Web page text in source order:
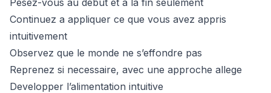
Pesez-vous au debut et a la fin seulement
Continuez a appliquer ce que vous avez appris
intuitivement
Observez que le monde ne s’effondre pas
Reprenez si necessaire, avec une approche allege
Developper l’alimentation intuitive